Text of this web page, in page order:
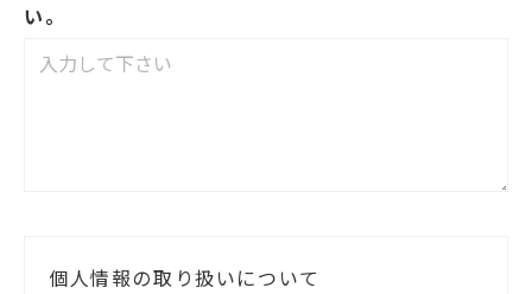
い。
個人情報の取り扱いについて